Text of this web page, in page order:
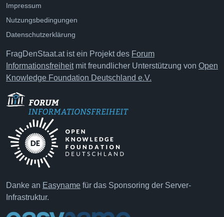
Impressum
Nutzungsbedingungen
Datenschutzerklärung
FragDenStaat.at ist ein Projekt des Forum
Informationsfreiheitmit freundlicher Unterstützung von Open
Knowledge Foundation Deutschland e.V.
Danke an Easyname für das Sponsoring der Server-
Infrastruktur.